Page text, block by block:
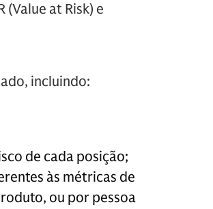
at Risk) e
incluindo:
de cada posição;
às métricas de
ou por pessoa